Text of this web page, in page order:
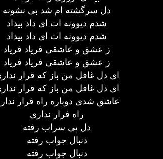
دل سرگشته ام شد بی نشونه
شدم دیوونه ات ای داد بیداد
شدم دیوونه ات ای داد بیداد
ز عشق و عاشقی فریاد فریاد
ز عشق و عاشقی فریاد فریاد
ای دل غافل من باز که قرار
ای دل غافل من باز که قرار
عاشق شدی دوباره راه فرار
راه فرار نداری
دل پی سراب رفته
دنبال جواب رفته
دنبال جواب رفته